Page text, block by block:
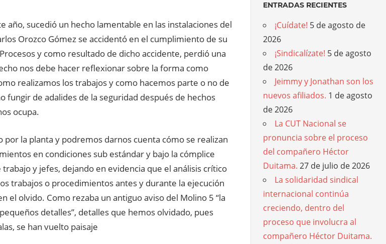
año, sucedió un hecho lamentable en las instalaciones del
Orozco Gómez se accidentó en el cumplimiento de su
y como resultado de dicho accidente, perdió una
nos debe hacer reflexionar sobre la forma como
realizamos los trabajos y como hacemos parte o no de
fungir de adalides de la seguridad después de hechos
ocupa.
por la planta y podremos darnos cuenta cómo se realizan
en condiciones sub estándar y bajo la cómplice
y jefes, dejando en evidencia que el análisis crítico
trabajos o procedimientos antes y durante la ejecución
el olvido. Como rezaba un antiguo aviso del Molino 5 “la
detalles”, detalles que hemos olvidado, pues
se han vuelto paisaje
ENTRADAS RECIENTES
¡Cuídate! 5 de agosto de
2026
¡Sindicalízate! 5 de agosto
de 2026
Jeimmy y Jonathan son los
nuevos afiliados. 1 de agosto
de 2026
La CUT Nacional se
pronuncia sobre el proceso
del compañero Héctor
Duitama. 27 de julio de 2026
La solidaridad sindical
internacional continúa
creciendo, dentro del
proceso que involucra al
compañero Héctor Duitama.